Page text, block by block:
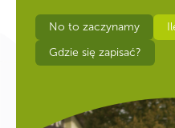
No to zaczynamy
Gdzie się zapisać?